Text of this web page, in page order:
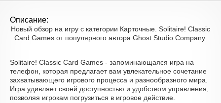
Описание:
Новый обзор на игру с категории Карточные. Solitaire! Classic
Card Games от популярного автора Ghost Studio Company.
Solitaire! Classic Card Games - запоминающаяся игра на
телефон, которая предлагает вам увлекательное сочетание
захватывающего игрового процесса и разнообразного мира.
Игра удивляет своей доступностью и удобством управления,
позволяя игрокам погрузиться в игровое действие.